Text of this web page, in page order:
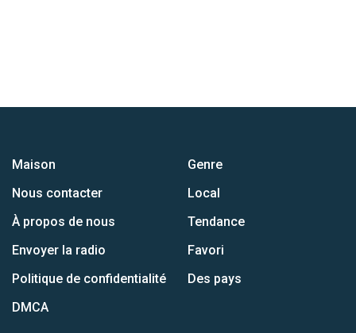
Maison
Nous contacter
À propos de nous
Envoyer la radio
Politique de confidentialité
DMCA
Genre
Local
Tendance
Favori
Des pays